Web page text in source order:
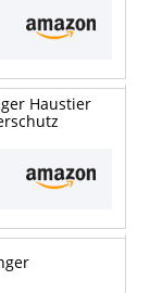
Haustier